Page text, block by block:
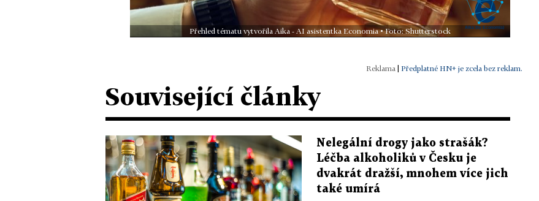
Přehled tématu vytvořila Aika - AI asistentka Economia • Foto: Shutterstock
Předplatné HN+ je zcela bez reklam.
Související články
Nelegální drogy jako strašák?
Léčba alkoholiků v Česku je
dvakrát dražší, mnohem více jich
také umírá